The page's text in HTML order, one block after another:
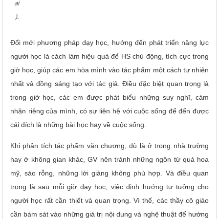
ai
).
Đổi mới phương pháp dạy học, hướng đến phát triển năng lực
người học là cách làm hiệu quả để HS chủ động, tích cực trong
giờ học, giúp các em hòa mình vào tác phẩm một cách tự nhiên
nhất và đồng sáng tạo với tác giả. Điều đặc biệt quan trọng là
trong giờ học, các em được phát biểu những suy nghĩ, cảm
nhận riêng của mình, có sự liên hệ với cuộc sống để đến được
cái đích là những bài học hay về cuộc sống.
Khi phân tích tác phẩm văn chương, dù là ở trong nhà trường
hay ở không gian khác, GV nên tránh những ngôn từ quá hoa
mỹ, sáo rỗng, những lời giảng không phù hợp. Và điều quan
trọng là sau mỗi giờ dạy học, việc định hướng tư tưởng cho
người học rất cần thiết và quan trọng. Vì thế, các thầy cô giáo
cần bám sát vào những giá trị nội dung và nghệ thuật để hướng